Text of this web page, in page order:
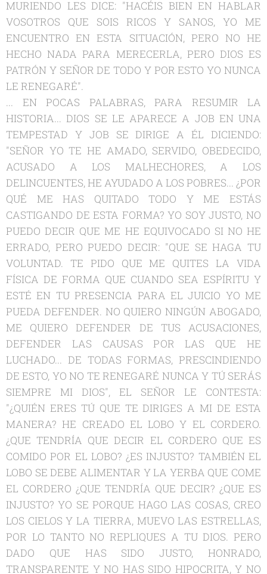
MURIENDO LES DICE: "HACÉIS BIEN EN HABLAR
VOSOTROS QUE SOIS RICOS Y SANOS, YO ME
ENCUENTRO EN ESTA SITUACIÓN, PERO NO HE
HECHO NADA PARA MERECERLA, PERO DIOS ES
PATRÓN Y SEÑOR DE TODO Y POR ESTO YO NUNCA
LE RENEGARÉ".
... EN POCAS PALABRAS, PARA RESUMIR LA
HISTORIA... DIOS SE LE APARECE A JOB EN UNA
TEMPESTAD Y JOB SE DIRIGE A ÉL DICIENDO:
"SEÑOR YO TE HE AMADO, SERVIDO, OBEDECIDO,
ACUSADO A LOS MALHECHORES, A LOS
DELINCUENTES, HE AYUDADO A LOS POBRES... ¿POR
QUÉ ME HAS QUITADO TODO Y ME ESTÁS
CASTIGANDO DE ESTA FORMA? YO SOY JUSTO, NO
PUEDO DECIR QUE ME HE EQUIVOCADO SI NO HE
ERRADO, PERO PUEDO DECIR: "QUE SE HAGA TU
VOLUNTAD. TE PIDO QUE ME QUITES LA VIDA
FÍSICA DE FORMA QUE CUANDO SEA ESPÍRITU Y
ESTÉ EN TU PRESENCIA PARA EL JUICIO YO ME
PUEDA DEFENDER. NO QUIERO NINGÚN ABOGADO,
ME QUIERO DEFENDER DE TUS ACUSACIONES,
DEFENDER LAS CAUSAS POR LAS QUE HE
LUCHADO... DE TODAS FORMAS, PRESCINDIENDO
DE ESTO, YO NO TE RENEGARÉ NUNCA Y TÚ SERÁS
SIEMPRE MI DIOS", EL SEÑOR LE CONTESTA:
"¿QUIÉN ERES TÚ QUE TE DIRIGES A MI DE ESTA
MANERA? HE CREADO EL LOBO Y EL CORDERO.
¿QUE TENDRÍA QUE DECIR EL CORDERO QUE ES
COMIDO POR EL LOBO? ¿ES INJUSTO? TAMBIÉN EL
LOBO SE DEBE ALIMENTAR Y LA YERBA QUE COME
EL CORDERO ¿QUE TENDRÍA QUE DECIR? ¿QUE ES
INJUSTO? YO SE PORQUE HAGO LAS COSAS, CREO
LOS CIELOS Y LA TIERRA, MUEVO LAS ESTRELLAS,
POR LO TANTO NO REPLIQUES A TU DIOS. PERO
DADO QUE HAS SIDO JUSTO, HONRADO,
TRANSPARENTE Y NO HAS SIDO HIPOCRITA, Y NO